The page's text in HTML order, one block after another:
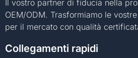
Il vostro partner di fiducia nella
OEM/ODM. Trasformiamo le
per il mercato con qualità
Collegamenti rapidi